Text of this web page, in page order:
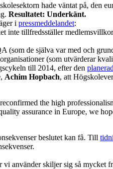
hade väntat på,
Resultatet: Underkänt.
i pressmeddelandet:
tillfredsställer
de själva var med och
(som utvärderar
till 2014, efter den
Achim Hopbach, att
the high
assurance in Europe, we
beslutet kan få. Till
använder skiljer sig så mycket